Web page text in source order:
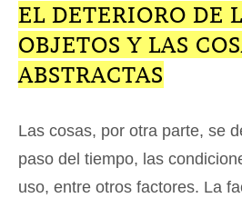
EL DETERIORO DE
OBJETOS Y LAS
ABSTRACTAS
Las cosas, por otra parte, se
paso del tiempo, las
uso, entre otros factores. La